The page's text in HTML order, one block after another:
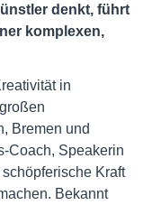
denkt, führt
komplexen,
in
Bremen und
Coach, Speakerin
Kraft
Bekannt